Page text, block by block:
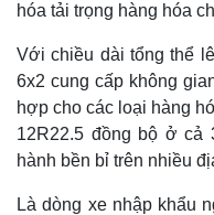
hóa tải trọng hàng hóa
Với chiều dài tổng thể
6x2 cung cấp không
hợp cho các loại hàng
12R22.5 đồng bộ ở cả
hành bền bỉ trên nhiều
Là dòng xe nhập khẩu